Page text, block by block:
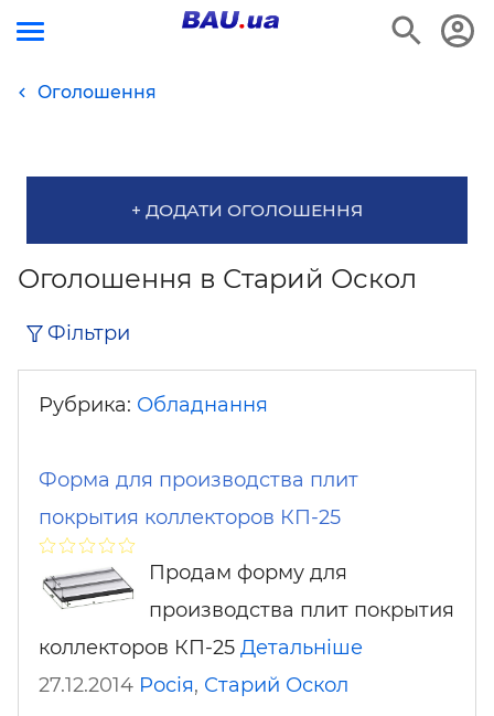
Оголошення
+ ДОДАТИ ОГОЛОШЕННЯ
Оголошення в Старий Оскол
Фільтри
Рубрика: Обладнання
Форма для производства плит
покрытия коллекторов КП-25
Продам форму для
производства плит покрытия
коллекторов КП-25 Детальніше
27.12.2014 Росія, Старий Оскол